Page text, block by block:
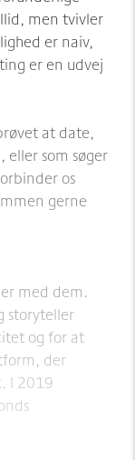
men tvivler
er naiv,
er en udvej
at date,
som søger
os
gerne
med dem.
storyteller
og for at
der
I 2019